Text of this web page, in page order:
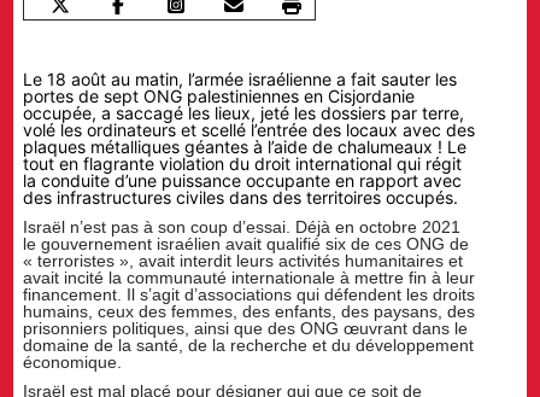
Le 18 août au matin, l’armée israélienne a fait sauter les
portes de sept ONG palestiniennes en Cisjordanie
occupée, a saccagé les lieux, jeté les dossiers par terre,
volé les ordinateurs et scellé l’entrée des locaux avec des
plaques métalliques géantes à l’aide de chalumeaux ! Le
tout en flagrante violation du droit international qui régit
la conduite d’une puissance occupante en rapport avec
des infrastructures civiles dans des territoires occupés.
Israël n’est pas à son coup d’essai. Déjà en octobre 2021
le gouvernement israélien avait qualifié six de ces ONG de
« terroristes », avait interdit leurs activités humanitaires et
avait incité la communauté internationale à mettre fin à leur
financement. Il s’agit d’associations qui défendent les droits
humains, ceux des femmes, des enfants, des paysans, des
prisonniers politiques, ainsi que des ONG œuvrant dans le
domaine de la santé, de la recherche et du développement
économique.
Israël est mal placé pour désigner qui que ce soit de